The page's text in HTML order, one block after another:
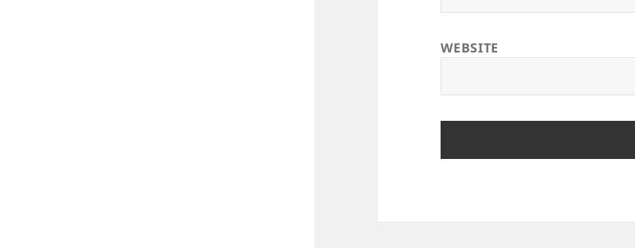
WEBSITE